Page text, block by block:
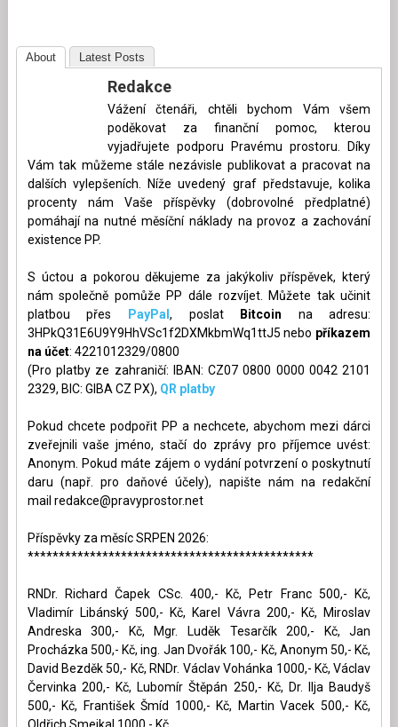
About Latest Posts
Redakce
Vážení čtenáři, chtěli bychom Vám všem
poděkovat za finanční pomoc, kterou
vyjadřujete podporu Pravému prostoru. Díky
Vám tak můžeme stále nezávisle publikovat a pracovat na
dalších vylepšeních. Níže uvedený graf představuje, kolika
procenty nám Vaše příspěvky (dobrovolné předplatné)
pomáhají na nutné měsíční náklady na provoz a zachování
existence PP.
S úctou a pokorou děkujeme za jakýkoliv příspěvek, který
nám společně pomůže PP dále rozvíjet. Můžete tak učinit
platbou přes
PayPal , poslat Bitcoin na adresu:
3HPkQ31E6U9Y9HhVSc1f2DXMkbmWq1ttJ5 nebo příkazem
na účet: 4221012329/0800
(Pro platby ze zahraničí: IBAN: CZ07 0800 0000 0042 2101
2329, BIC: GIBA CZ PX), QR platby
Pokud chcete podpořit PP a nechcete, abychom mezi dárci
zveřejnili vaše jméno, stačí do zprávy pro příjemce uvést:
Anonym. Pokud máte zájem o vydání potvrzení o poskytnutí
daru (např. pro daňové účely), napište nám na redakční
mail redakce@pravyprostor.net
Příspěvky za měsíc SRPEN 2026:
**********************************************
RNDr. Richard Čapek CSc. 400,- Kč, Petr Franc 500,- Kč,
Vladimír Libánský 500,- Kč, Karel Vávra 200,- Kč, Miroslav
Andreska 300,- Kč, Mgr. Luděk Tesarčík 200,- Kč, Jan
Procházka 500,- Kč, ing. Jan Dvořák 100,- Kč, Anonym 50,- Kč,
David Bezděk 50,- Kč, RNDr. Václav Vohánka 1000,- Kč, Václav
Červinka 200,- Kč, Lubomír Štěpán 250,- Kč, Dr. Ilja Baudyš
500,- Kč, František Šmíd 1000,- Kč, Martin Vacek 500,- Kč,
Oldřich Smejkal 1000,- Kč